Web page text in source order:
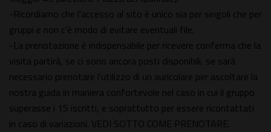
-Ricordiamo che l'accesso al sito è unico sia per singoli che per
gruppi e non c'è modo di evitare eventuali file.
-La prenotazione è indispensabile per ricevere conferma che la
visita partirà, se ci sono ancora posti disponibili, se sarà
necessario prenotare l'utilizzo di un auricolare per ascoltare la
nostra guida in maniera confortevole nel caso in cui il gruppo
superasse i 15 iscritti, e soprattutto per essere ricontattati
in caso di variazioni. VEDI SOTTO COME PRENOTARE.